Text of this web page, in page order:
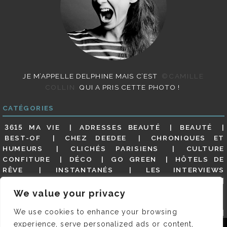
We value your privacy
We use cookies to enhance your browsing
experience, serve personalized ads or content,
JE M’APPELLE DELPHINE MAIS C’EST
©CAMILLE
COLLIN
QUI A PRIS CETTE PHOTO !
CATÉGORIES
3615 MA VIE ADRESSES BEAUTÉ
BEAUTÉ
BEST-OF
CHEZ DEEDEE
CHRONIQUES ET
HUMEURS
CLICHÉS PARISIENS
CULTURE
CONFITURE
DÉCO GO GREEN
HÔTELS DE
RÊVE
INSTANTANÉS
LES INTERVIEWS
MES ADRESSES
MODE NON CLASSÉ
GUIDE
PARIS EN PHOTOS
RESTAURANTS
REVUE DE PRESSE DÉTAILLÉE, SIOU PLAIT